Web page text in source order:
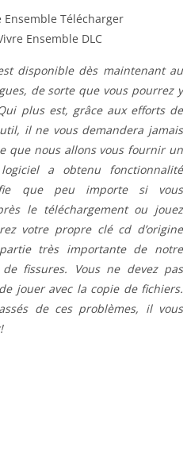
disponible dès maintenant au
de sorte que vous pourrez y
plus est, grâce aux efforts de
il ne vous demandera jamais
que nous allons vous fournir un
a obtenu fonctionnalité
que peu importe si vous
le téléchargement ou jouez
votre propre clé cd d’origine
très importante de notre
fissures. Vous ne devez pas
jouer avec la copie de fichiers.
de ces problèmes, il vous